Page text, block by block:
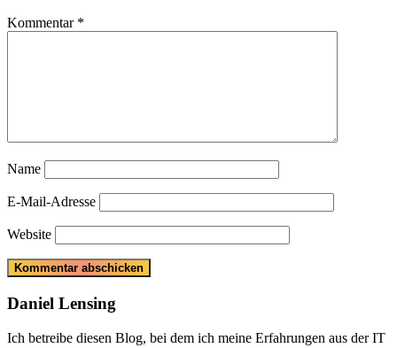
Kommentar *
Name
E-Mail-Adresse
Website
Daniel Lensing
Ich betreibe diesen Blog, bei dem ich meine Erfahrungen aus der IT